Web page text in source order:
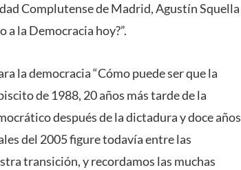
Complutense de Madrid, Agustín Squella
a la Democracia hoy?”.
la democracia “Cómo puede ser que la
de 1988, 20 años más tarde de la
después de la dictadura y doce años
del 2005 figure todavía entre las
transición, y recordamos las muchas